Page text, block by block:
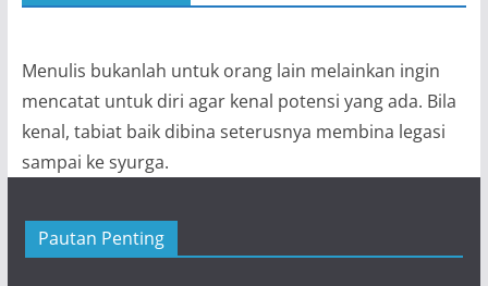
Menulis bukanlah untuk orang lain melainkan ingin
mencatat untuk diri agar kenal potensi yang ada. Bila
kenal, tabiat baik dibina seterusnya membina legasi
sampai ke syurga.
Pautan Penting